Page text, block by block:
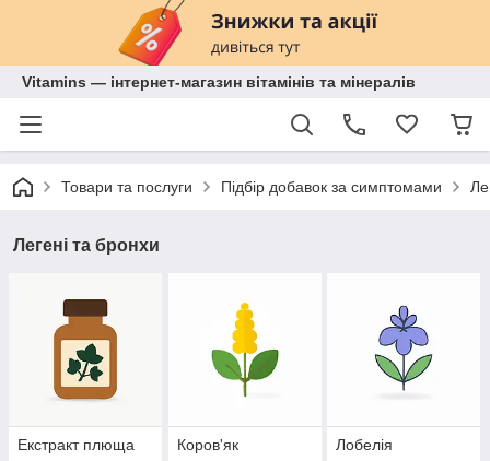
Vitamins — інтернет-магазин вітамінів та мінералів
Товари та послуги Підбір добавок за симптомами
Легені та бронхи
Екстракт плюща Коров'як Лобелія